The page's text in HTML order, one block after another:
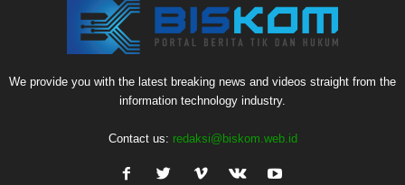
We provide you with the latest breaking news and videos straight from the
information technology industry.
Contact us: redaksi@biskom.web.id